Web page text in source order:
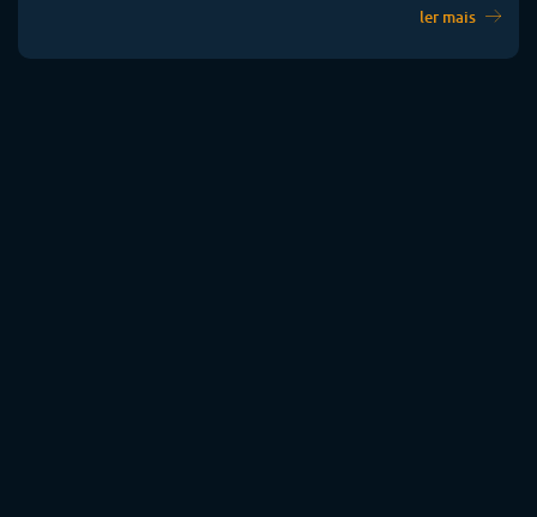
ler mais